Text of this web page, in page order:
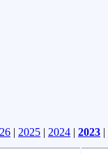
| 2025 | 2024 | 2023 |